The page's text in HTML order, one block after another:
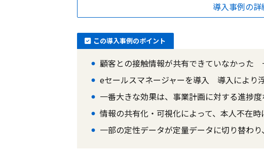
導入事例の詳
この導入事例のポイント
顧客との接触情報が共有できていなかった
eセールスマネージャーを導入 導入により
一番大きな効果は、事業計画に対する進捗
情報の共有化・可視化によって、本人不在
一部の定性データが定量データに切り替わ